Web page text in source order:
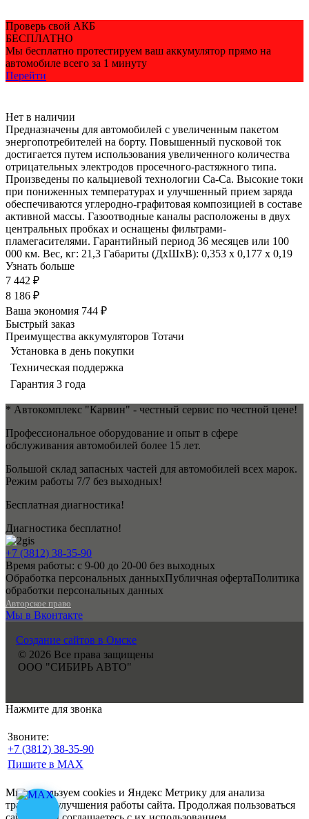
Проверь свой АКБ
БЕСПЛАТНО
Мы бесплатно протестируем ваш аккумулятор прямо на
автомобиле всего за 1 минуту
Перейти
Нет в наличии
Предназначены для автомобилей с увеличенным пакетом
энергопотребителей на борту. Повышенный пусковой ток
достигается путем использования увеличенного количества
отрицательных электродов просечного-растяжного типа.
Произведены по кальциевой технологии Ca-Ca. Высокие токи
при пониженных температурах и улучшенный прием заряда
обеспечиваются углеродно-графитовая композицией в составе
активной массы. Газоотводные каналы расположены в двух
центральных пробках и оснащены фильтрами-
пламегасителями. Гарантийный период 36 месяцев или 100
000 км. Вес, кг: 21,3 Габариты (ДхШхВ): 0,353 x 0,177 x 0,19
Узнать больше
7 442 ₽
8 186 ₽
Ваша экономия 744 ₽
Быстрый заказ
Преимущества аккумуляторов Тотачи
Установка в день покупки
Техническая поддержка
Гарантия 3 года
* Автокомплекс "Карвин" - честный сервис по честной цене!
Профессиональное оборудование и опыт в сфере
обслуживания автомобилей более 15 лет.
Большой склад запасных частей для автомобилей всех марок.
Режим работы 7/7 без выходных!
Бесплатная диагностика!
Диагностика бесплатно!
+7 (3812) 38-35-90
Время работы: с 9-00 до 20-00 без выходных
Обработка персональных данныхПубличная офертаПолитика
обработки персональных данных
Авторское право
Мы в Вконтакте
Создание сайтов в Омске
© 2026 Все права защищены
ООО "СИБИРЬ АВТО"
Нажмите для звонка
Звоните:
+7 (3812) 38-35-90
Пишите в MAX
Мы используем cookies и Яндекс Метрику для анализа
трафика и улучшения работы сайта. Продолжая пользоваться